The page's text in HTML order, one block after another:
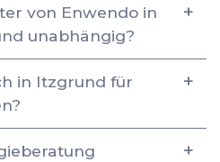
von Enwendo in
unabhängig?
in Itzgrund für